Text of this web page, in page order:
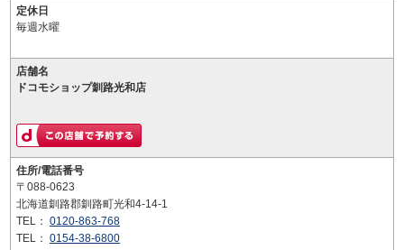
定休日
毎週水曜
店舗名
ドコモショップ釧路光和店
住所/電話番号
〒088-0623
北海道釧路郡釧路町光和4-14-1
TEL： 0120-863-768
TEL： 0154-38-6800